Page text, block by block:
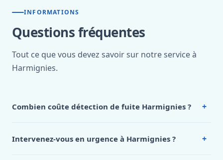
INFORMATIONS
Questions fréquentes
Tout ce que vous devez savoir sur notre service à
Harmignies.
Combien coûte détection de fuite Harmignies ? +
Harmignies, appelez le 0472 53 24 26.
Intervenez-vous en urgence à Harmignies ? +